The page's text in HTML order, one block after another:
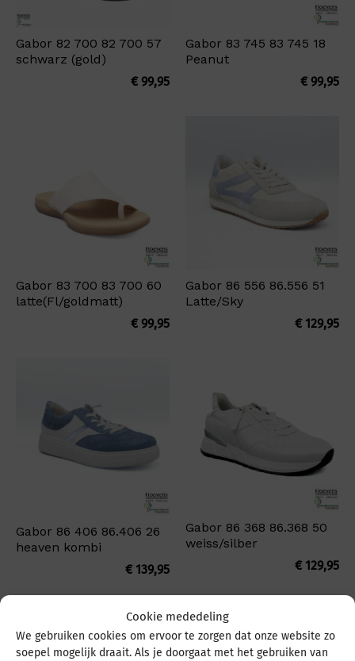
Cookie mededeling
We gebruiken cookies om ervoor te zorgen dat onze website zo
soepel mogelijk draait. Als je doorgaat met het gebruiken van
Gabor 82 700 82 700 57
schwarz (gold)
€99,95
Gabor 83 745 83 745 18
Peanut
€99,95
Gabor 83 700 83 700 60
latte(Fl/goldmatt)
€99,95
Gabor 86 556 86.556 51
Latte/Sky
€129,95
Gabor 86 406 86.406 26
heaven kombi
€139,95
Gabor 86 368 86.368 50
weiss/silber
€129,95